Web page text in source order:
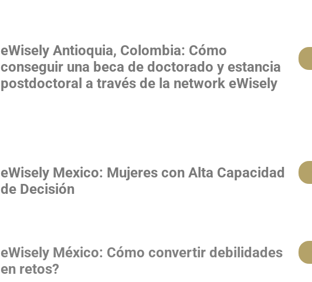
eWisely Antioquia, Colombia: Cómo
conseguir una beca de doctorado y estancia
postdoctoral a través de la network eWisely
eWisely Mexico: Mujeres con Alta Capacidad
de Decisión
eWisely México: Cómo convertir debilidades
en retos?